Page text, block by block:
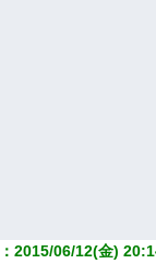
：2015/06/12(金)